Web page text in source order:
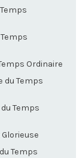
Ordinaire
du Temps
Temps
Temps